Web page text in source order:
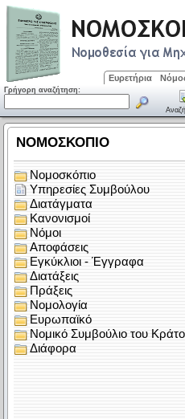
Ευρετήρια
Γρήγορη αναζήτηση: